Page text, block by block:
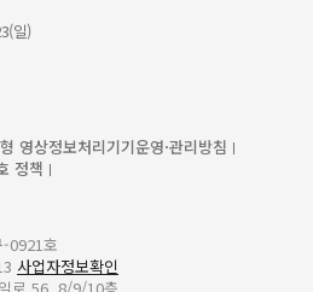
일)
영상정보처리기기운영·관리방침
정책
0921호
사업자정보확인